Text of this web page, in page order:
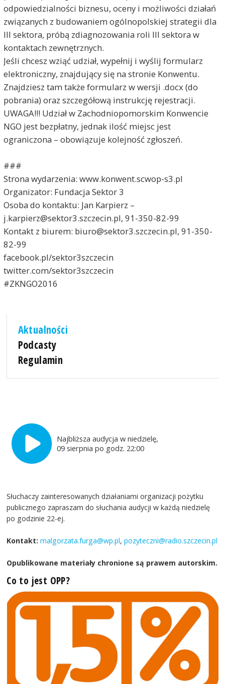
odpowiedzialności biznesu, oceny i możliwości działań
związanych z budowaniem ogólnopolskiej strategii dla
III sektora, próbą zdiagnozowania roli III sektora w
kontaktach zewnętrznych.
Jeśli chcesz wziąć udział, wypełnij i wyślij formularz
elektroniczny, znajdujący się na stronie Konwentu.
Znajdziesz tam także formularz w wersji .docx (do
pobrania) oraz szczegółową instrukcję rejestracji.
UWAGA!!! Udział w Zachodniopomorskim Konwencie
NGO jest bezpłatny, jednak ilość miejsc jest
ograniczona – obowiązuje kolejność zgłoszeń.
###
Strona wydarzenia: www.konwent.scwop-s3.pl
Organizator: Fundacja Sektor 3
Osoba do kontaktu: Jan Karpierz –
j.karpierz@sektor3.szczecin.pl, 91-350-82-99
Kontakt z biurem: biuro@sektor3.szczecin.pl, 91-350-
82-99
facebook.pl/sektor3szczecin
twitter.com/sektor3szczecin
#ZKNGO2016
Aktualności
Podcasty
Regulamin
Najbliższa audycja w niedzielę,
09 sierpnia po godz. 22:00
Słuchaczy zainteresowanych działaniami organizacji pożytku
publicznego zapraszam do słuchania audycji w każdą niedzielę
po godzinie 22-ej.
Kontakt: malgorzata.furga@wp.pl,pozyteczni@radio.szczecin.pl
Opublikowane materiały chronione są prawem autorskim.
Co to jest OPP?